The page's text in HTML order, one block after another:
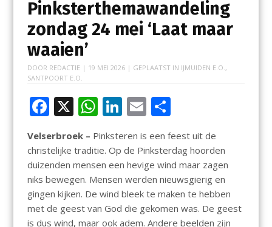
Pinksterthemawandeling
zondag 24 mei ‘Laat maar
waaien’
DOOR REDACTIE | 19 MEI 2026| GEPLAATST IN IJMUIDEN E.O. ,
SANTPOORT E.O.
F
ac
e
b
o
o
X W
h
at
s
A
p
Li
k
e
dI
n
E
ai
l
D
el
e
n
Velserbroek – Pinksteren is een feest uit de
christelijke traditie. Op de Pinksterdag hoorden
duizenden mensen een hevige wind maar zagen
niks bewegen. Mensen werden nieuwsgierig en
gingen kijken. De wind bleek te maken te hebben
met de geest van God die gekomen was. De geest
is dus wind, maar ook adem. Andere beelden zijn